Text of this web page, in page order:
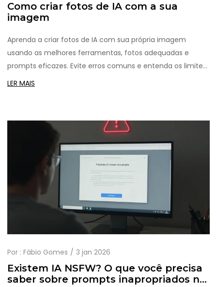
Como criar fotos de IA com a sua
imagem
Aprenda a criar fotos de IA com sua própria imagem
usando as melhores ferramentas, fotos adequadas e
prompts eficazes. Evite erros comuns e entenda os limites
éticos e legais em 2026.
LER MAIS
Por : Fábio Gomes 3 jan 2026
Existem IA NSFW? O que você precisa
saber sobre prompts inapropriados na